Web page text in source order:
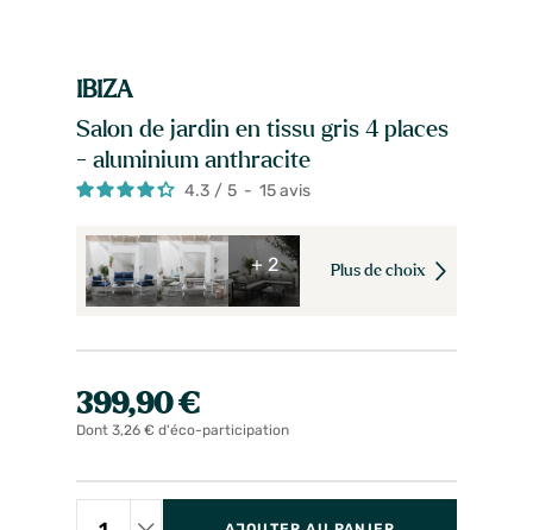
IBIZA
Salon de jardin en tissu gris 4 places
- aluminium anthracite
4.3 / 5 - 15avis
+ 2 Plus de choix
399,90 €
Dont 3,26 € d'éco-participation